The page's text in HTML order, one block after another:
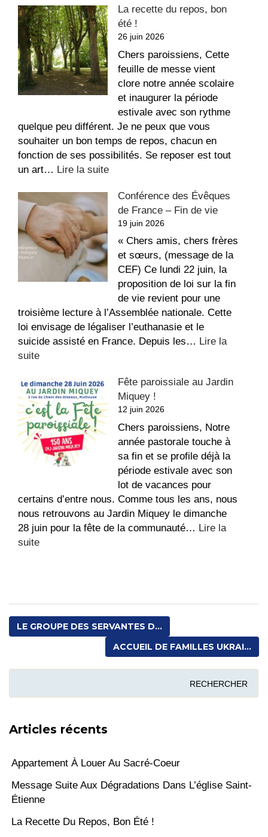
suite
aux
dégradations
dans
l’église
Saint-
Étienne
La recette du repos, bon
été !
26 juin 2026
Chers paroissiens, Cette
feuille de messe vient
clore notre année scolaire
et inaugurer la période
estivale avec son rythme
quelque peu différent. Je ne peux que vous
souhaiter un bon temps de repos, chacun en
fonction de ses possibilités. Se reposer est tout
un art… Lire la suite:
recette
du
repos,
bon
été
Conférence des Évêques
de France – Fin de vie
19 juin 2026
« Chers amis, chers frères
et sœurs, (message de la
CEF) Ce lundi 22 juin, la
proposition de loi sur la fin
de vie revient pour une
troisième lecture à l’Assemblée nationale. Cette
loi envisage de légaliser l’euthanasie et le
suicide assisté en France. Depuis les… Lire la
suite:
des
Évêques
de
France
–
Fin
Fête paroissiale au Jardin
Miquey !
12 juin 2026
Chers paroissiens, Notre
année pastorale touche à
sa fin et se profile déjà la
période estivale avec son
lot de vacances pour
certains d’entre nous. Comme tous les ans, nous
nous retrouvons au Jardin Miquey le dimanche
28 juin pour la fête de la communauté… Lire la
suite:
Miquey
!
LE GROUPE DES SERVANTES D...
ACCUEIL DE FAMILLES UKRAI...
Articles récents
Appartement À Louer Au Sacré-Coeur
Message Suite Aux Dégradations Dans L’église Saint-
Étienne
La Recette Du Repos, Bon Été !